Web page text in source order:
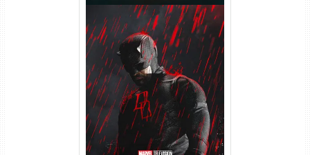
Demolidor: Renascido 2ª
Temporada (2026) WEB-DL
1080p Dual Áudio